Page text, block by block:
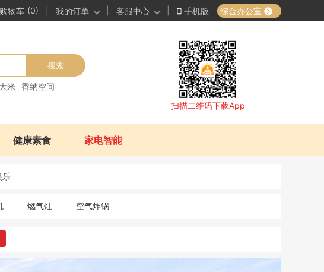
物车 (0) 我的订单 客服中心 手机版 综合办公室
搜索
米
香纳空间
扫描二维码下载App
健康素食 家电智能
乐
燃气灶 空气炸锅